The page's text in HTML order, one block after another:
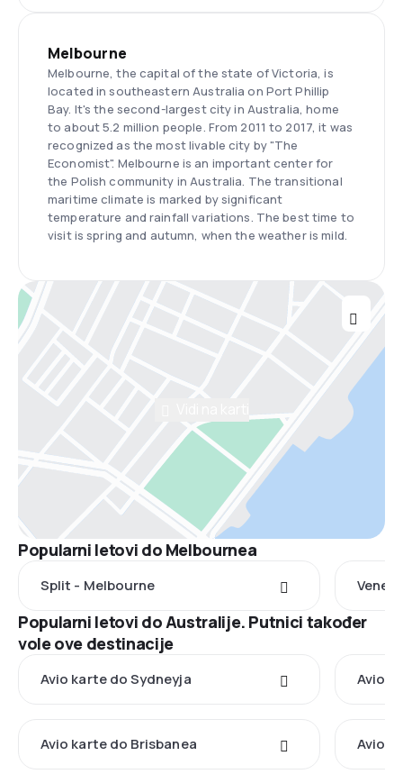
Melbourne
Melbourne, the capital of the state of Victoria, is
located in southeastern Australia on Port Phillip
Bay. It's the second-largest city in Australia, home
to about 5.2 million people. From 2011 to 2017, it was
recognized as the most livable city by "The
Economist". Melbourne is an important center for
the Polish community in Australia. The transitional
maritime climate is marked by significant
temperature and rainfall variations. The best time to
visit is spring and autumn, when the weather is mild.
Popularni letovi do Melbournea
Split - Melbourne
Popularni letovi do Australije. Putnici također
vole ove destinacije
Avio karte do Sydneyja Avio
Avio karte do Brisbanea Avio